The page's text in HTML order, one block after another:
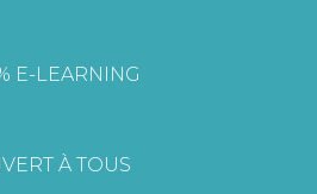
E-LEARNING
À TOUS